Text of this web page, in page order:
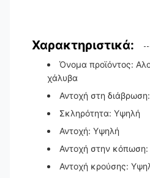
Χαρακτηριστικά:
Όνομα προϊόντος:
χάλυβα
Αντοχή στη
Σκληρότητα: Υψηλή
Αντοχή: Υψηλή
Αντοχή στην
Αντοχή κρούσης: